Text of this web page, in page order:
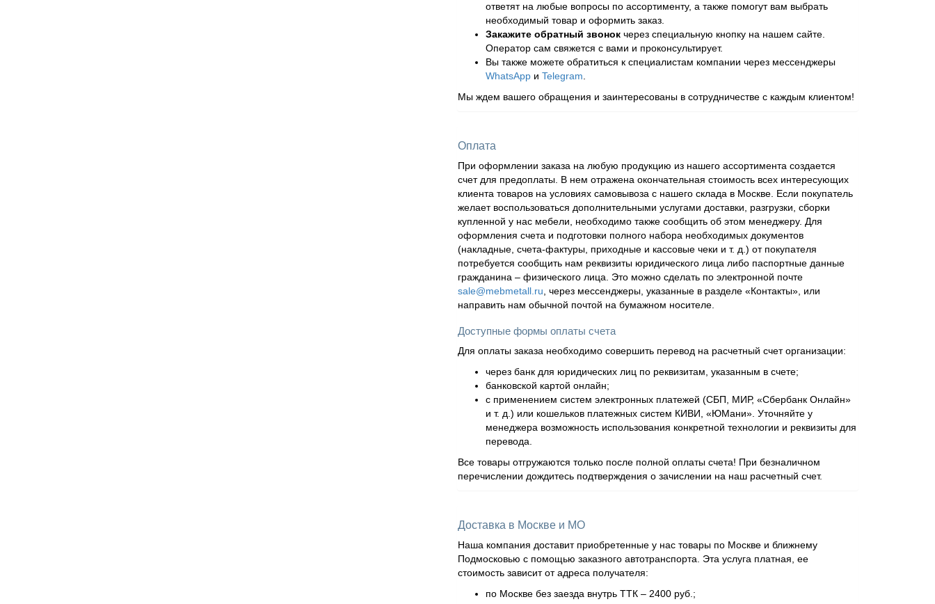
ответят на любые вопросы по ассортименту, а также помогут вам выбрать
необходимый товар и оформить заказ.
Закажите обратный звонокчерез специальную кнопку на нашем сайте.
Оператор сам свяжется с вами и проконсультирует.
Вы также можете обратиться к специалистам компании через мессенджеры
WhatsAppи Telegram.
Мы ждем вашего обращения и заинтересованы в сотрудничестве с каждым клиентом!
Оплата
При оформлении заказа на любую продукцию из нашего ассортимента создается
счет для предоплаты. В нем отражена окончательная стоимость всех интересующих
клиента товаров на условиях самовывоза с нашего склада в Москве. Если покупатель
желает воспользоваться дополнительными услугами доставки, разгрузки, сборки
купленной у нас мебели, необходимо также сообщить об этом менеджеру. Для
оформления счета и подготовки полного набора необходимых документов
(накладные, счета-фактуры, приходные и кассовые чеки и т. д.) от покупателя
потребуется сообщить нам реквизиты юридического лица либо паспортные данные
гражданина – физического лица. Это можно сделать по электронной почте
sale@mebmetall.ru, через мессенджеры, указанные в разделе «Контакты», или
направить нам обычной почтой на бумажном носителе.
Доступные формы оплаты счета
Для оплаты заказа необходимо совершить перевод на расчетный счет организации:
через банк для юридических лиц по реквизитам, указанным в счете;
банковской картой онлайн;
с применением систем электронных платежей (СБП, МИР, «Сбербанк Онлайн»
и т. д.) или кошельков платежных систем КИВИ, «ЮМани». Уточняйте у
менеджера возможность использования конкретной технологии и реквизиты для
перевода.
Все товары отгружаются только после полной оплаты счета! При безналичном
перечислении дождитесь подтверждения о зачислении на наш расчетный счет.
Доставка в Москве и МО
Наша компания доставит приобретенные у нас товары по Москве и ближнему
Подмосковью с помощью заказного автотранспорта. Эта услуга платная, ее
стоимость зависит от адреса получателя:
по Москве без заезда внутрь ТТК – 2400 руб.;